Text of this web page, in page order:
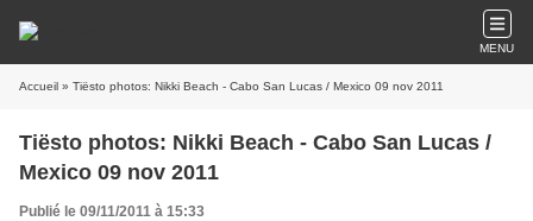
MENU
Accueil » Tiësto photos: Nikki Beach - Cabo San Lucas / Mexico 09 nov 2011
Tiësto photos: Nikki Beach - Cabo San Lucas /
Mexico 09 nov 2011
Publié le 09/11/2011 à 15:33